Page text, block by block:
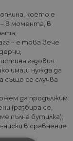
което е
в момента, в
– е това вече
газовия
имаш нужда да
също се случва
да продължим
(разбира се,
пълна бутилка);
ниски в сравнение